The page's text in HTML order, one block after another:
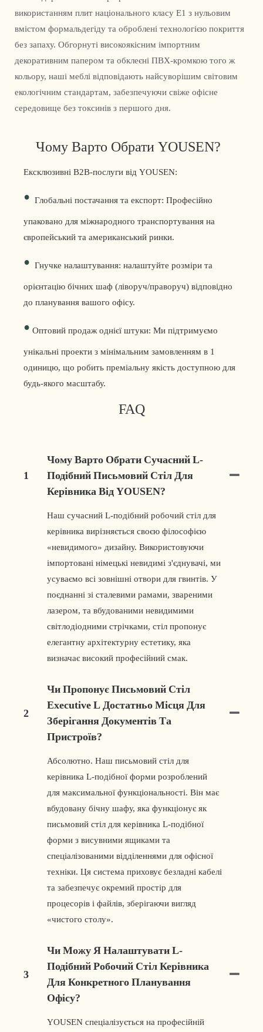
використанням плит національного класу E1 з нульовим
вмістом формальдегіду та оброблені технологією покриття
без запаху. Обгорнуті високоякісним імпортним
декоративним папером та обклеєні ПВХ-кромкою того ж
кольору, наші меблі відповідають найсуворішим світовим
екологічним стандартам, забезпечуючи свіже офісне
середовище без токсинів з першого дня.
Чому Варто Обрати YOUSEN?
Ексклюзивні B2B-послуги від YOUSEN:
• Глобальні постачання та експорт: Професійно
упаковано для міжнародного транспортування на
європейський та американський ринки.
• Гнучке налаштування: налаштуйте розміри та
орієнтацію бічних шаф (ліворуч/праворуч) відповідно
до планування вашого офісу.
• Оптовий продаж однієї штуки: Ми підтримуємо
унікальні проекти з мінімальним замовленням в 1
одиницю, що робить преміальну якість доступною для
будь-якого масштабу.
FAQ
1
Чому Варто Обрати Сучасний L-
Подібний Письмовий Стіл Для
Керівника Від YOUSEN?
Наш сучасний L-подібний робочий стіл для
керівника вирізняється своєю філософією
«невидимого» дизайну. Використовуючи
імпортовані німецькі невидимі з'єднувачі, ми
усуваємо всі зовнішні отвори для гвинтів. У
поєднанні зі сталевими рамами, звареними
лазером, та вбудованими невидимими
світлодіодними стрічками, стіл пропонує
елегантну архітектурну естетику, яка
визначає високий професійний смак.
2
Чи Пропонує Письмовий Стіл
Executive L Достатньо Місця Для
Зберігання Документів Та
Пристроїв?
Абсолютно. Наш письмовий стіл для
керівника L-подібної форми розроблений
для максимальної функціональності. Він має
вбудовану бічну шафу, яка функціонує як
письмовий стіл для керівника L-подібної
форми з висувними ящиками та
спеціалізованими відділеннями для офісної
техніки. Ця система приховує безладні кабелі
та забезпечує окремий простір для
процесорів і файлів, зберігаючи вигляд
«чистого столу».
3
Чи Можу Я Налаштувати L-
Подібний Робочий Стіл Керівника
Для Конкретного Планування
Офісу?
YOUSEN спеціалізується на професійній